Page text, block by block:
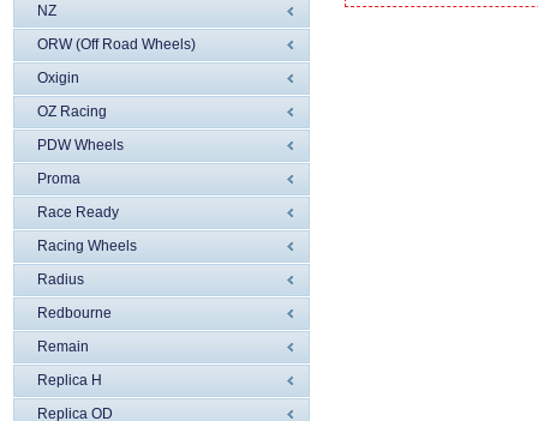
NZ
ORW (Off Road Wheels)
Oxigin
OZ Racing
PDW Wheels
Proma
Race Ready
Racing Wheels
Radius
Redbourne
Remain
Replica H
Replica OD